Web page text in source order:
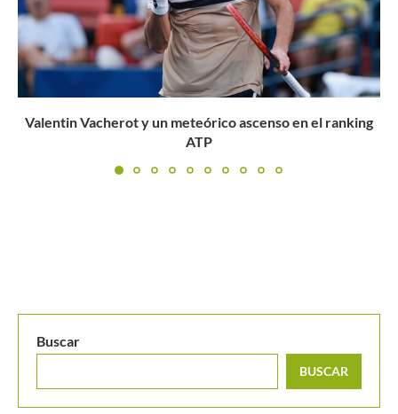
El Circuito JR López entregó sus primeros campeones del
2023
Buscar
BUSCAR